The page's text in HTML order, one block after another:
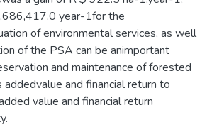
year-1for the
of environmental services, as well
of the PSA can be animportant
and maintenance of forested
and financial return to
value and financial return